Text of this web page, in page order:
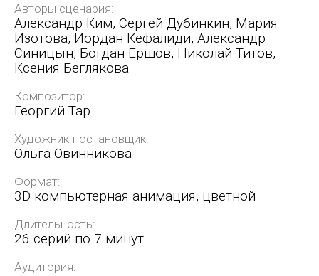
Авторы сценария:
Александр Ким, Сергей Дубинкин, Мария
Изотова, Иордан Кефалиди, Александр
Синицын, Богдан Ершов, Николай Титов,
Ксения Беглякова
Композитор:
Георгий Тар
Художник-постановщик:
Ольга Овинникова
Формат:
3D компьютерная анимация, цветной
Длительность:
26 серий по 7 минут
Аудитория: